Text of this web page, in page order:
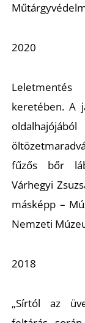
2020
keretében. A
fűzős bőr
Várhegyi
másképp –
Nemzeti
2018
„Sírtól az